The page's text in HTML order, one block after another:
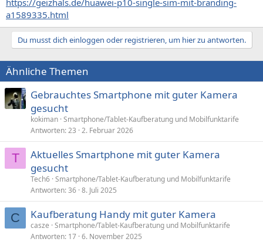
a1589335.html
Du musst dich einloggen oder registrieren, um hier zu antworten.
Ähnliche Themen
Gebrauchtes Smartphone mit guter Kamera
gesucht
kokiman Smartphone/Tablet-Kaufberatung und Mobilfunktarife
Antworten 23 2. Februar 2026
T
Aktuelles Smartphone mit guter Kamera
gesucht
Tech6 Smartphone/Tablet-Kaufberatung und Mobilfunktarife
Antworten 36 8. Juli 2025
C Kaufberatung Handy mit guter Kamera
casze Smartphone/Tablet-Kaufberatung und Mobilfunktarife
Antworten 17 6. November 2025